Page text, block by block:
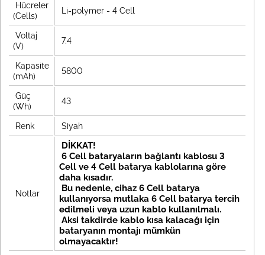
Hücreler
(Cells)
Li-polymer - 4 Cell
Voltaj
(V)
7.4
Kapasite
(mAh)
5800
Güç
(Wh)
43
Renk Siyah
Notlar
DİKKAT!
6 Cell bataryaların bağlantı kablosu 3
Cell ve 4 Cell batarya kablolarına göre
daha kısadır.
Bu nedenle, cihaz 6 Cell batarya
kullanıyorsa mutlaka 6 Cell batarya tercih
edilmeli veya uzun kablo kullanılmalı.
Aksi takdirde kablo kısa kalacağı için
bataryanın montajı mümkün
olmayacaktır!